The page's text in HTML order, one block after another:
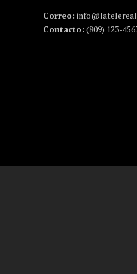
Correo:
Contacto: (809) 123-